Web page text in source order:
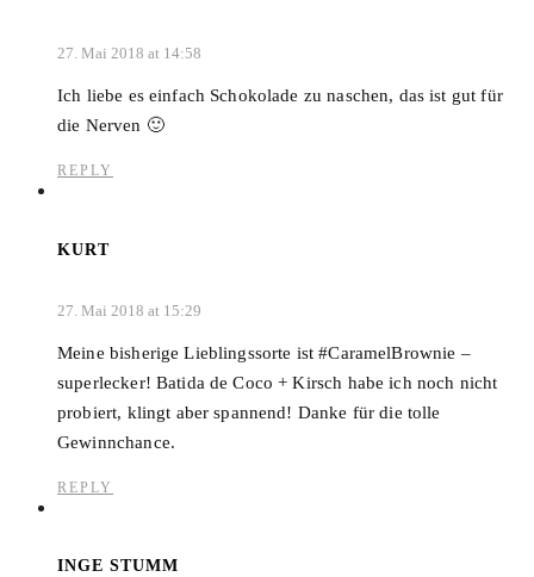
27. Mai 2018 at 14:58
Ich liebe es einfach Schokolade zu naschen, das ist gut für
die Nerven 🙂
REPLY
KURT
27. Mai 2018 at 15:29
Meine bisherige Lieblingssorte ist #CaramelBrownie –
superlecker! Batida de Coco + Kirsch habe ich noch nicht
probiert, klingt aber spannend! Danke für die tolle
Gewinnchance.
REPLY
INGE STUMM